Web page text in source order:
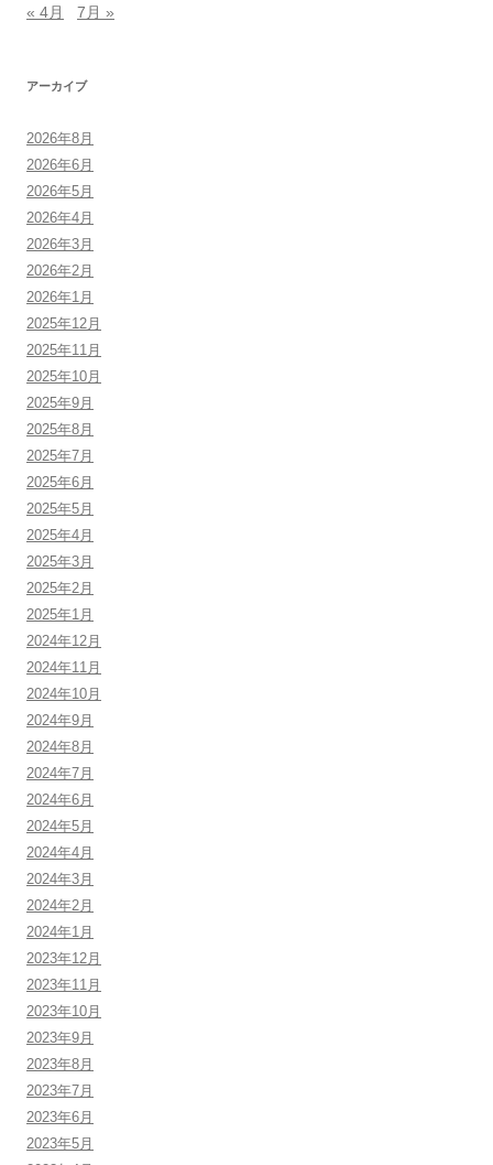
« 4月 7月 »
アーカイブ
2026年8月
2026年6月
2026年5月
2026年4月
2026年3月
2026年2月
2026年1月
2025年12月
2025年11月
2025年10月
2025年9月
2025年8月
2025年7月
2025年6月
2025年5月
2025年4月
2025年3月
2025年2月
2025年1月
2024年12月
2024年11月
2024年10月
2024年9月
2024年8月
2024年7月
2024年6月
2024年5月
2024年4月
2024年3月
2024年2月
2024年1月
2023年12月
2023年11月
2023年10月
2023年9月
2023年8月
2023年7月
2023年6月
2023年5月